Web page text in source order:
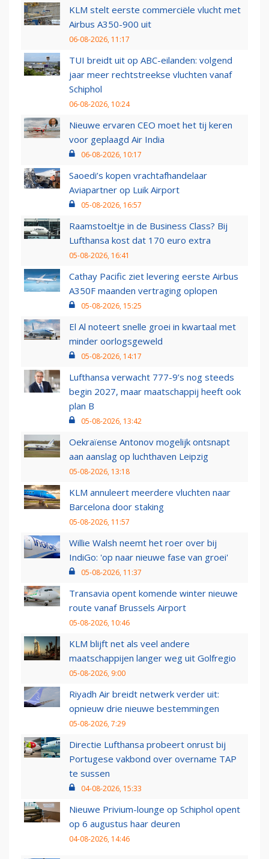
KLM stelt eerste commerciële vlucht met
Airbus A350-900 uit
06-08-2026, 11:17
TUI breidt uit op ABC-eilanden: volgend
jaar meer rechtstreekse vluchten vanaf
Schiphol
06-08-2026, 10:24
Nieuwe ervaren CEO moet het tij keren
voor geplaagd Air India
06-08-2026, 10:17
Saoedi’s kopen vrachtafhandelaar
Aviapartner op Luik Airport
05-08-2026, 16:57
Raamstoeltje in de Business Class? Bij
Lufthansa kost dat 170 euro extra
05-08-2026, 16:41
Cathay Pacific ziet levering eerste Airbus
A350F maanden vertraging oplopen
05-08-2026, 15:25
El Al noteert snelle groei in kwartaal met
minder oorlogsgeweld
05-08-2026, 14:17
Lufthansa verwacht 777-9’s nog steeds
begin 2027, maar maatschappij heeft ook
plan B
05-08-2026, 13:42
Oekraïense Antonov mogelijk ontsnapt
aan aanslag op luchthaven Leipzig
05-08-2026, 13:18
KLM annuleert meerdere vluchten naar
Barcelona door staking
05-08-2026, 11:57
Willie Walsh neemt het roer over bij
IndiGo: 'op naar nieuwe fase van groei'
05-08-2026, 11:37
Transavia opent komende winter nieuwe
route vanaf Brussels Airport
05-08-2026, 10:46
KLM blijft net als veel andere
maatschappijen langer weg uit Golfregio
05-08-2026, 9:00
Riyadh Air breidt netwerk verder uit:
opnieuw drie nieuwe bestemmingen
05-08-2026, 7:29
Directie Lufthansa probeert onrust bij
Portugese vakbond over overname TAP
te sussen
04-08-2026, 15:33
Nieuwe Privium-lounge op Schiphol opent
op 6 augustus haar deuren
04-08-2026, 14:46